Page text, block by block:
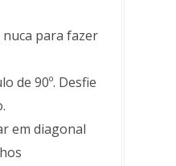
para fazer
de 90º. Desfie
em diagonal